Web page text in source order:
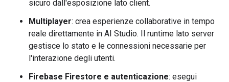
sicuro dall'esposizione lato client.
Multiplayer: crea esperienze collaborative in tempo
reale direttamente in AI Studio. Il runtime lato server
gestisce lo stato e le connessioni necessarie per
l'interazione degli utenti.
Firebase Firestore e autenticazione: esegui